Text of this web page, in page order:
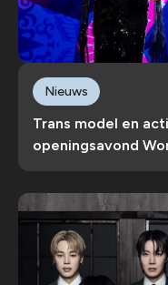
Trans model en
openingsavond
Nieuws